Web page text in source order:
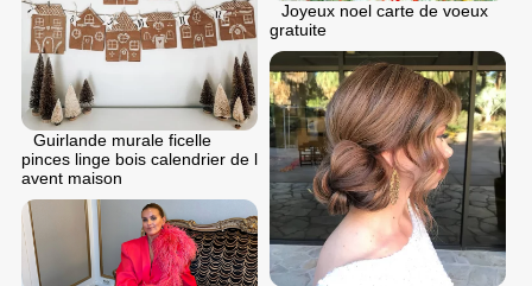
Guirlande murale ficelle
pinces linge bois calendrier de l
avent maison
Joyeux noel carte de voeux
gratuite